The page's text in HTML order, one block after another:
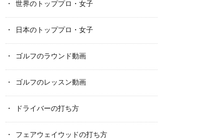
世界のトッププロ・女子
日本のトッププロ・女子
ゴルフのラウンド動画
ゴルフのレッスン動画
ドライバーの打ち方
フェアウェイウッドの打ち方